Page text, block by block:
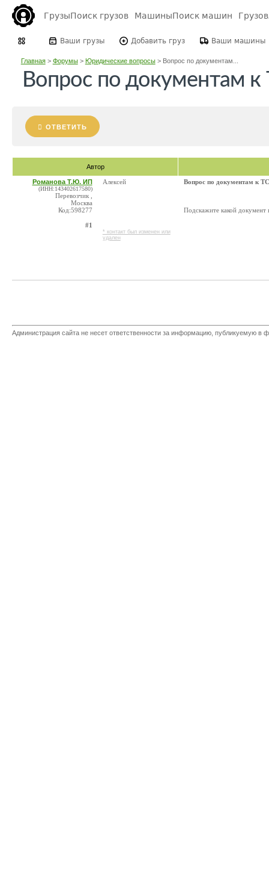
ГрузыПоиск грузов МашиныПоиск машин
Ваши грузы Добавить груз Ваши машины
Главная> Форумы> Юридические вопросы> Вопрос по документам...
Вопрос по документам к
ОТВЕТИТЬ
Автор
Романова Т.Ю. ИП
(ИНН:143402617580)
Перевозчик ,
Москва
Код:598277
#1
Алексей
* контакт был изменен или
удален
Вопрос по документам к ТС
Подскажите какой документ
Администрация сайта не несет ответственности за информацию, публикуемую